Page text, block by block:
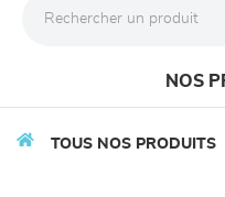
NOS
TOUS NOS PRODUITS